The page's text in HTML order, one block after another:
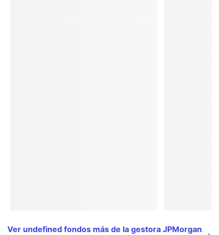
Ver undefined fondos más de la gestora JPMorgan